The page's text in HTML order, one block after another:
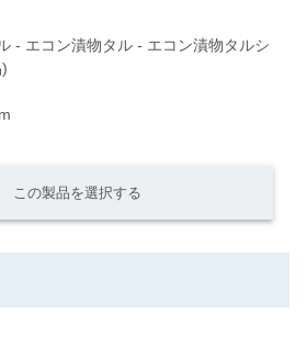
- エコン漬物タル - エコン漬物タルシ
この製品を選択する